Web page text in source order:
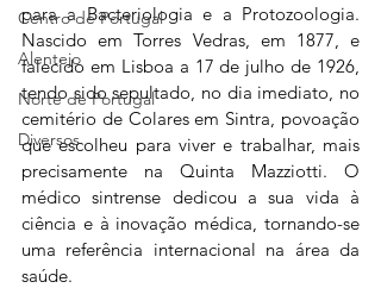
Centro de Portugal
Alentejo
Norte de Portugal
Diversos
para a Bacteriologia e a Protozoologia.
Nascido em Torres Vedras, em 1877, e
falecido em Lisboa a 17 de julho de 1926,
tendo sido sepultado, no dia imediato, no
cemitério de Colares em Sintra, povoação
que escolheu para viver e trabalhar, mais
precisamente na Quinta Mazziotti. O
médico sintrense dedicou a sua vida à
ciência e à inovação médica, tornando-se
uma referência internacional na área da
saúde.